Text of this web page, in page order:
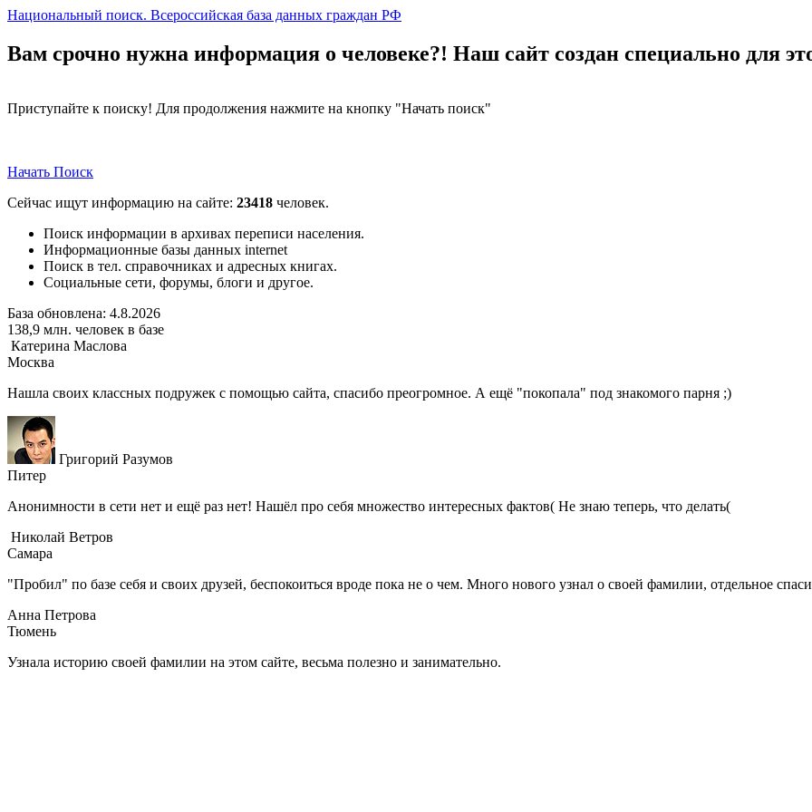
Национальный поиск. Всероссийская база данных граждан РФ
Вам срочно нужна информация о человеке?! Наш сайт создан специально для
Приступайте к поиску! Для продолжения нажмите на кнопку "Начать поиск"
Начать Поиск
Сейчас ищут информацию на сайте: 23418 человек.
Поиск информации в архивах переписи населения.
Информационные базы данных internet
Поиск в тел. справочниках и адресных книгах.
Социальные сети, форумы, блоги и другое.
База обновлена: 4.8.2026
138,9 млн. человек в базе
Катерина Маслова
Москва
Нашла своих классных подружек с помощью сайта, спасибо преогромное. А ещё "покопала" под знакомого парня ;)
Григорий Разумов
Питер
Анонимности в сети нет и ещё раз нет! Нашёл про себя множество интересных фактов( Не знаю теперь, что делать(
Николай Ветров
Самара
"Пробил" по базе себя и своих друзей, беспокоиться вроде пока не о чем. Много нового узнал о своей фамилии, отдельное
Анна Петрова
Тюмень
Узнала историю своей фамилии на этом сайте, весьма полезно и занимательно.